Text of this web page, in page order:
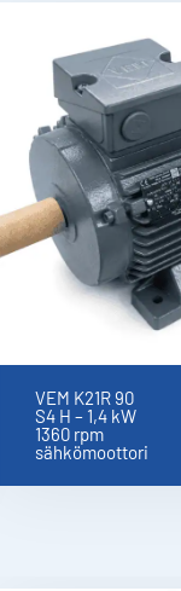
VEM K21R 90
S4 H – 1,4 kW
1360 rpm
sähkömoottori